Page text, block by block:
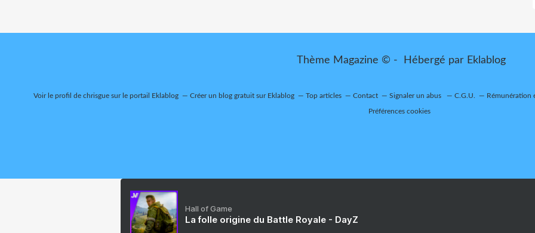
Thème Magazine © - Hébergé par Eklablog
Voir le profil de chrisguesur le portail Eklablog Créer un blog gratuit sur Eklablog Top articles Contact Signaler un abus C.G.U. Rémunération
Préférences cookies
Hall of Game
La folle origine du Battle Royale - DayZ